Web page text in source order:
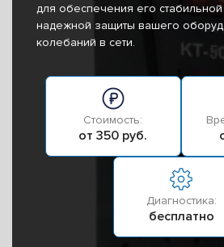
для обеспечения его
надежной защиты вашего
колебаний в сети.
Стоимость:
от 350 руб.
Диагностика:
бесплатно